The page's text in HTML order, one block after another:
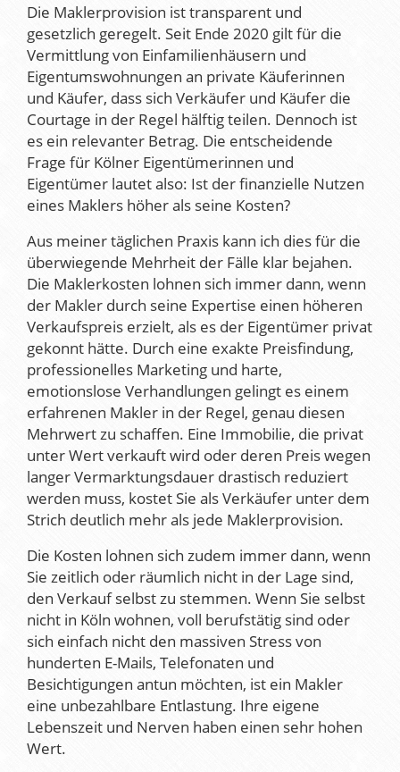
Die Maklerprovision ist transparent und
gesetzlich geregelt. Seit Ende 2020 gilt für die
Vermittlung von Einfamilienhäusern und
Eigentumswohnungen an private Käuferinnen
und Käufer, dass sich Verkäufer und Käufer die
Courtage in der Regel hälftig teilen. Dennoch ist
es ein relevanter Betrag. Die entscheidende
Frage für Kölner Eigentümerinnen und
Eigentümer lautet also: Ist der finanzielle Nutzen
eines Maklers höher als seine Kosten?
Aus meiner täglichen Praxis kann ich dies für die
überwiegende Mehrheit der Fälle klar bejahen.
Die Maklerkosten lohnen sich immer dann, wenn
der Makler durch seine Expertise einen höheren
Verkaufspreis erzielt, als es der Eigentümer privat
gekonnt hätte. Durch eine exakte Preisfindung,
professionelles Marketing und harte,
emotionslose Verhandlungen gelingt es einem
erfahrenen Makler in der Regel, genau diesen
Mehrwert zu schaffen. Eine Immobilie, die privat
unter Wert verkauft wird oder deren Preis wegen
langer Vermarktungsdauer drastisch reduziert
werden muss, kostet Sie als Verkäufer unter dem
Strich deutlich mehr als jede Maklerprovision.
Die Kosten lohnen sich zudem immer dann, wenn
Sie zeitlich oder räumlich nicht in der Lage sind,
den Verkauf selbst zu stemmen. Wenn Sie selbst
nicht in Köln wohnen, voll berufstätig sind oder
sich einfach nicht den massiven Stress von
hunderten E-Mails, Telefonaten und
Besichtigungen antun möchten, ist ein Makler
eine unbezahlbare Entlastung. Ihre eigene
Lebenszeit und Nerven haben einen sehr hohen
Wert.